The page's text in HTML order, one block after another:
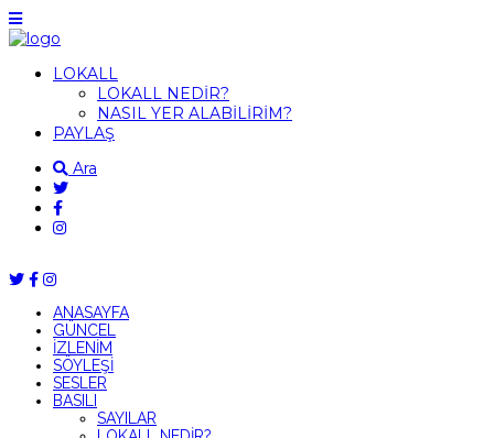
LOKALL
LOKALL NEDİR?
NASIL YER ALABİLİRİM?
PAYLAŞ
Ara
ANASAYFA
GÜNCEL
İZLENİM
SÖYLEŞİ
SESLER
BASILI
SAYILAR